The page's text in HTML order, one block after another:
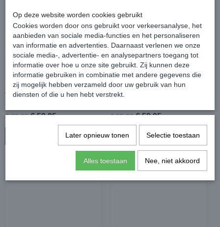
Amigo Jersey Integrated
€ 79,95 € 59,95
Bucas Sports Line Cooler
€ 95,00 € 59,95
In winkelwagen
Op deze website worden cookies gebruikt
Cookies worden door ons gebruikt voor verkeersanalyse, het
aanbieden van sociale media-functies en het personaliseren
van informatie en advertenties. Daarnaast verlenen we onze
sociale media-, advertentie- en analysepartners toegang tot
informatie over hoe u onze site gebruikt. Zij kunnen deze
informatie gebruiken in combinatie met andere gegevens die
zij mogelijk hebben verzameld door uw gebruik van hun
diensten of die u hen hebt verstrekt.
Later opnieuw tonen Selectie toestaan
Alles toestaan Nee, niet akkoord